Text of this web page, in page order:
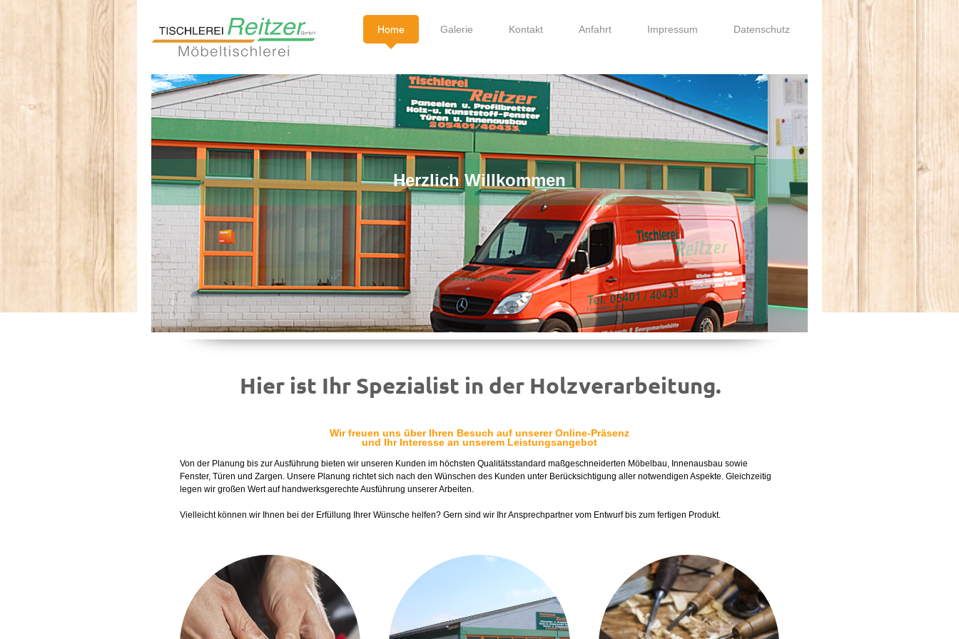
Home Galerie Kontakt Anfahrt Impressum Datenschutz
Herzlich Willkommen
Hier ist Ihr Spezialist in der Holzverarbeitung.
Wir freuen uns über Ihren Besuch auf unserer Online-Präsenz
und Ihr Interesse an unserem Leistungsangebot
Von der Planung bis zur Ausführung bieten wir unseren Kunden im höchsten Qualitätsstandard maßgeschneiderten Möbelbau, Innenausbau sowie
Fenster, Türen und Zargen. Unsere Planung richtet sich nach den Wünschen des Kunden unter Berücksichtigung aller notwendigen Aspekte. Gleichzeitig
legen wir großen Wert auf handwerksgerechte Ausführung unserer Arbeiten.
Vielleicht können wir Ihnen bei der Erfüllung Ihrer Wünsche helfen? Gern sind wir Ihr Ansprechpartner vom Entwurf bis zum fertigen Produkt.